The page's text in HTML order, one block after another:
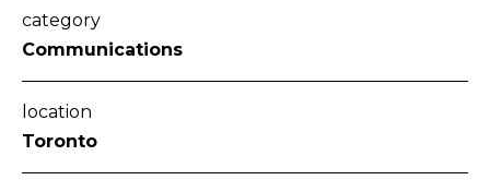
category
Communications
location
Toronto